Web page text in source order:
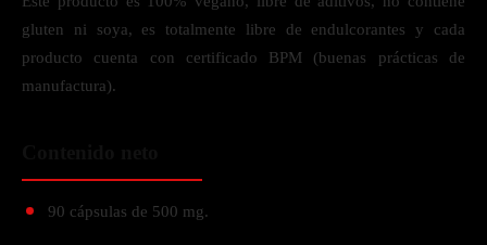
gluten ni soya, es totalmente libre de endulcorantes y cada
producto cuenta con certificado BPM (buenas prácticas de
manufactura).
90 cápsulas de 500 mg.